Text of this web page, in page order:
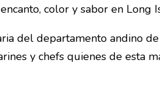
color y sabor en Long
del departamento andino
y chefs quienes de esta